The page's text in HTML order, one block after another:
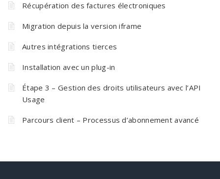
Récupération des factures électroniques
Migration depuis la version iframe
Autres intégrations tierces
Installation avec un plug-in
Étape 3 – Gestion des droits utilisateurs avec l’API
Usage
Parcours client – Processus d’abonnement avancé